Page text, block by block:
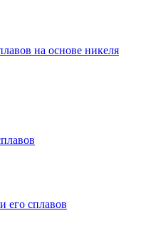
на основе никеля
его сплавов